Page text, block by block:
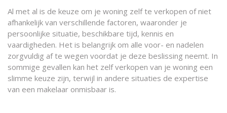
Al met al is de keuze om je woning zelf te verkopen of niet
afhankelijk van verschillende factoren, waaronder je
persoonlijke situatie, beschikbare tijd, kennis en
vaardigheden. Het is belangrijk om alle voor- en nadelen
zorgvuldig af te wegen voordat je deze beslissing neemt. In
sommige gevallen kan het zelf verkopen van je woning een
slimme keuze zijn, terwijl in andere situaties de expertise
van een makelaar onmisbaar is.